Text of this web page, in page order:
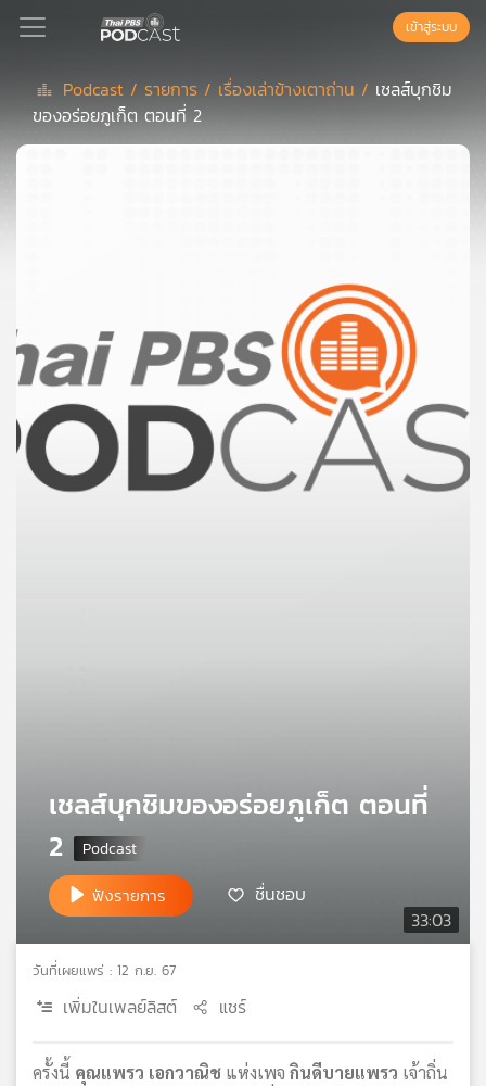
Podcast
เพล
ลิ
สต์
ของ
เครือ
ไทย
เข้าสู่ระบบ
Podcast / รายการ / เรื่องเล่าข้างเตาถ่าน / เชลส์บุกชิม
ของอร่อยภูเก็ต ตอนที่ 2
33:03
เชลส์บุกชิมของอร่อยภูเก็ต ตอนที่
2
ฟังรายการ ชื่นชอบ
วันที่เผยแพร่ : 12 ก.ย. 67
เพิ่มในเพลย์ลิสต์ แชร์
ครั้งนี้ คุณแพรว เอกวาณิช แห่งเพจ กินดีบายแพรว เจ้าถิ่น